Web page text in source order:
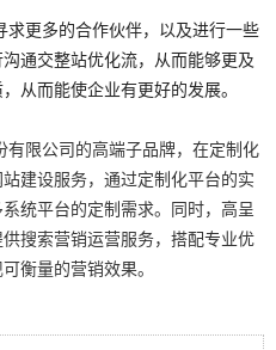
求更多的合作伙伴，以及进行一些
通交整站优化流，从而能够更及
从而能使企业有更好的发展。
有限公司的高端子品牌，在定制化
站建设服务，通过定制化平台的实
统平台的定制需求。同时，高呈
搜索营销运营服务，搭配专业优
衡量的营销效果。